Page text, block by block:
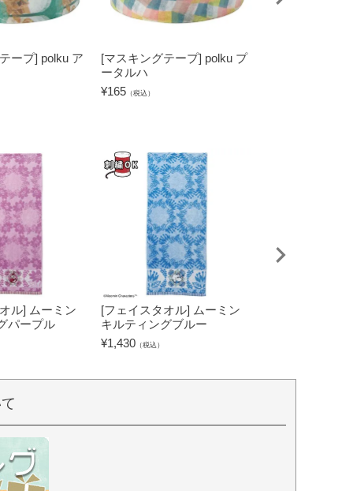
ープ] polku ア
[マスキングテープ] polku プ
ータルハ
¥165 （税込）
ル] ムーミン
パープル
[フェイスタオル] ムーミン
キルティングブルー
¥1,430 （税込）